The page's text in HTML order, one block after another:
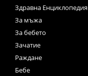
Здравна Енциклопедия
За мъжа
За бебето
Зачатие
Раждане
Бебе